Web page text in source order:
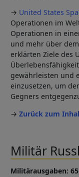
→ United States
Operationen im
Operationen in
und mehr über
erklärten Ziele des
gewährleisten und
einzusetzen, um
Gegners
→ Zurück zum
Militär
Militärausgaben: